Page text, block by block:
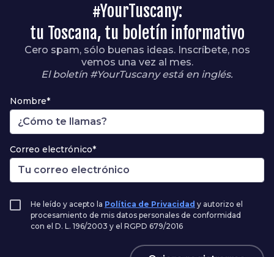
#YourTuscany:
tu Toscana, tu boletín informativo
Cero spam, sólo buenas ideas. Inscríbete, nos
vemos una vez al mes.
El boletín #YourTuscany está en inglés.
Nombre*
Correo electrónico*
He leído y acepto la Política de Privacidad y autorizo el
procesamiento de mis datos personales de conformidad
con el D. L. 196/2003 y el RGPD 679/2016